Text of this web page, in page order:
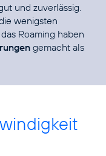
und zuverlässig.
wenigsten
Roaming haben
gemacht als